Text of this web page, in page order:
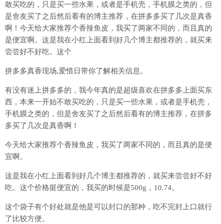
敢买吃的，只是买一些水果，或者是手机壳，手机膜之类的，但
是舍友买了之后然后看有的博主推荐，在拼多多买了几次是真香
啊！今天给大家推荐个香辣鱼皮，我买了两家不同的，而且真的
是便宜啊。这是我在小红上面看到好几个博主都推荐的，就买来
尝尝好不好吃。这个
拼多多真香现场,爱惜日带你了解相关信息。
有没有迷上拼多多的，我今年真的是超级喜欢在拼多多上面买东
西，本来一开始不敢买吃的，只是买一些水果，或者是手机壳，
手机膜之类的，但是舍友买了之后然后看有的博主推荐，在拼多
多买了几次是真香啊！
今天给大家推荐个香辣鱼皮，我买了两家不同的，而且真的是便
宜啊。
这是我在小红上面看到好几个博主都推荐的，就买来尝尝好不好
吃。这个价格挺便宜的，我买的时候是500g，10.74。
这个袋子有个好处就是他是可以封口的那种，吃不完封上口就行
了比较方便。